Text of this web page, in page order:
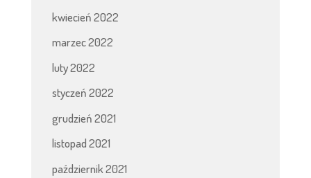
kwiecień 2022
marzec 2022
luty 2022
styczeń 2022
grudzień 2021
listopad 2021
październik 2021